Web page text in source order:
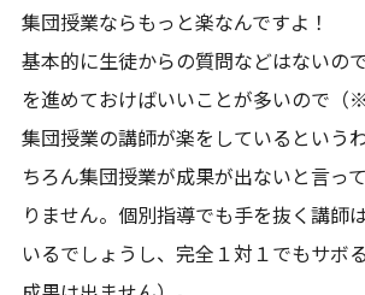
集団授業ならもっと楽なんですよ！
基本的に生徒からの質問などはないの
を進めておけばいいことが多いので（
集団授業の講師が楽をしているという
ちろん集団授業が成果が出ないと言っ
りません。個別指導でも手を抜く講師
いるでしょうし、完全１対１でもサボ